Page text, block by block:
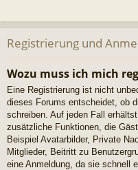
Registrierung und
Wozu muss ich mich
Eine Registrierung ist nicht
dieses Forums entscheidet, ob
schreiben. Auf jeden Fall
zusätzliche Funktionen, die
Beispiel Avatarbilder, Private
Mitglieder, Beitritt zu
eine Anmeldung, da sie schnell